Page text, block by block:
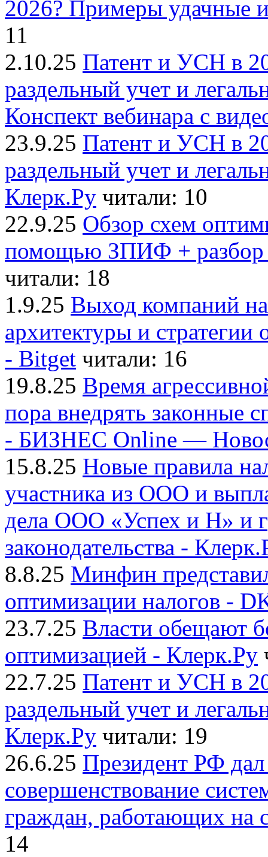
2026? Примеры удачные
11
2.10.25 Патент и УСН в
раздельный учет и
Конспект вебинара с
23.9.25 Патент и УСН в
раздельный учет и
Клерк.Ру читали: 10
22.9.25 Обзор схем
помощью ЗПИФ + разбор
читали: 18
1.9.25 Выход компаний
архитектуры и
- Bitget читали: 16
19.8.25 Время
пора внедрять законные
- БИЗНЕС Online —
15.8.25 Новые правила
участника из ООО и
дела ООО «Успех и Н» и
законодательства -
8.8.25 Минфин
оптимизации налогов -
23.7.25 Власти обещают
оптимизацией - Клерк.Ру
22.7.25 Патент и УСН в
раздельный учет и
Клерк.Ру читали: 19
26.6.25 Президент РФ дал
совершенствование
граждан, работающих на
14